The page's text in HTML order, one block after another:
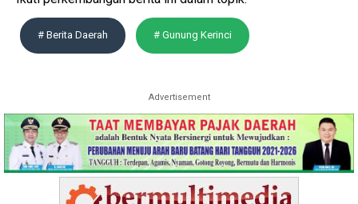
# Berita Daerah # Gunung Kerinci
Advertisement